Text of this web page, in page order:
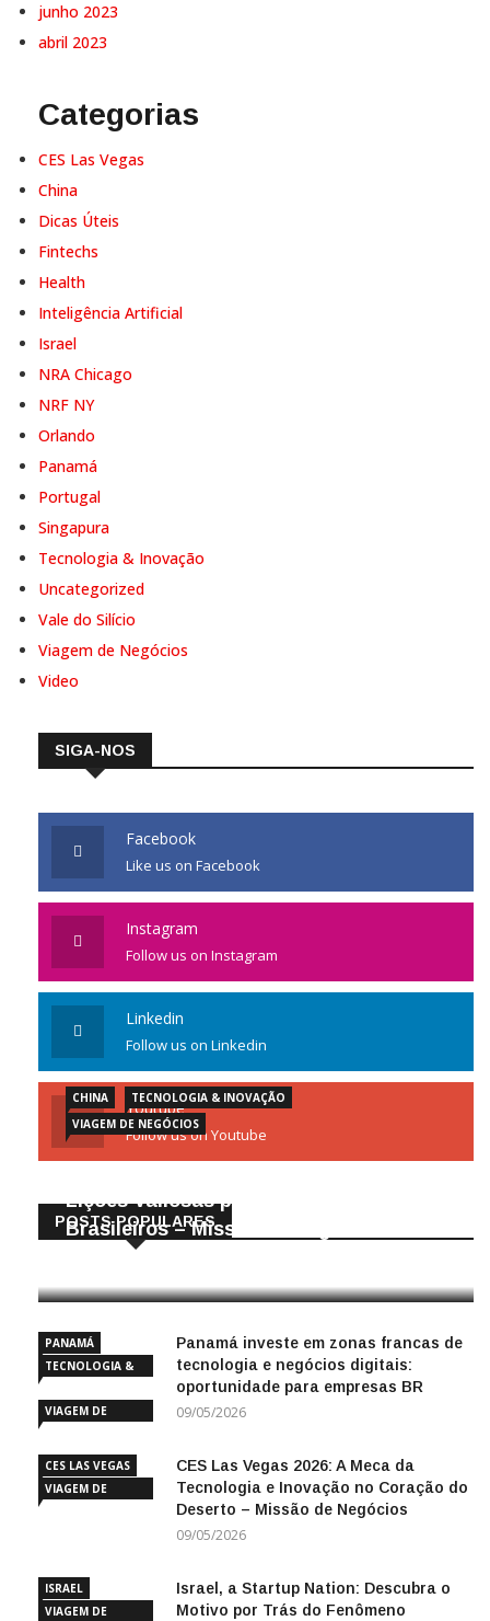
junho 2023
abril 2023
Categorias
CES Las Vegas
China
Dicas Úteis
Fintechs
Health
Inteligência Artificial
Israel
NRA Chicago
NRF NY
Orlando
Panamá
Portugal
Singapura
Tecnologia & Inovação
Uncategorized
Vale do Silício
Viagem de Negócios
Video
SIGA-NOS
Facebook
Like us on Facebook
Instagram
Follow us on Instagram
Linkedin
Follow us on Linkedin
Youtube
Follow us on Youtube
POSTS POPULARES
CHINA
TECNOLOGIA & INOVAÇÃO
VIAGEM DE NEGÓCIOS
Lições Valiosas para Empresários
Brasileiros – Missão de Negócios China
PANAMÁ
TECNOLOGIA &
VIAGEM DE
Panamá investe em zonas francas de
tecnologia e negócios digitais:
oportunidade para empresas BR
09/05/2026
CES LAS VEGAS
VIAGEM DE
CES Las Vegas 2026: A Meca da
Tecnologia e Inovação no Coração do
Deserto – Missão de Negócios
09/05/2026
ISRAEL
VIAGEM DE
Israel, a Startup Nation: Descubra o
Motivo por Trás do Fenômeno